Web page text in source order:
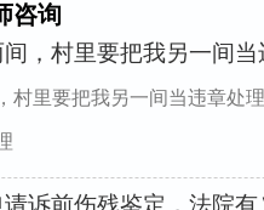
咨询
，村里要把我另一间
村里要把我另一间当违章处
诉前伤残鉴定，法院